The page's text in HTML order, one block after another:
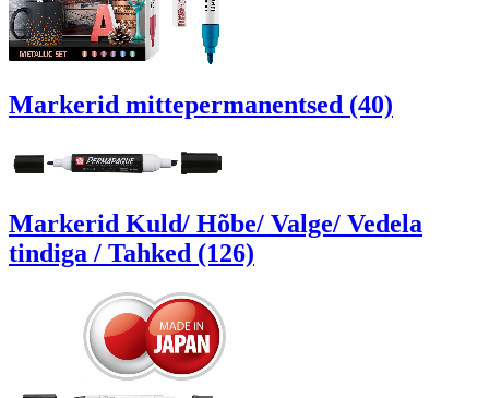
Markerid mittepermanentsed (40)
Markerid Kuld/ Hõbe/ Valge/ Vedela
tindiga / Tahked (126)